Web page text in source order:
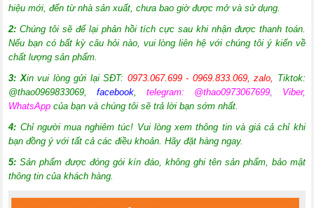
hiệu mới, đến từ nhà sản xuất, chưa bao giờ được mở và sử dụng.
2: Chúng tôi sẽ để lại phản hồi tích cực sau khi nhận được thanh toán.
Nếu bạn có bất kỳ câu hỏi nào, vui lòng liên hệ với chúng tôi ý kiến về
chất lượng sản phẩm.
3: Xin vui lòng gửi lại SĐT: 0973.067.699 - 0969.833.069, zalo, Tiktok:
@thao0969833069 ,facebook ,telegram: @thao0973067699, Viber,
WhatsAppcủa bạn và chúng tôi sẽ trả lời bạn sớm nhất.
4: Chỉ người mua nghiêm túc! Vui lòng xem thông tin và giá cả chỉ khi
bạn đồng ý với tất cả các điều khoản. Hãy đặt hàng ngay.
5: Sản phẩm được đóng gói kín đáo, không ghi tên sản phẩm, bảo mật
thông tin của khách hàng.